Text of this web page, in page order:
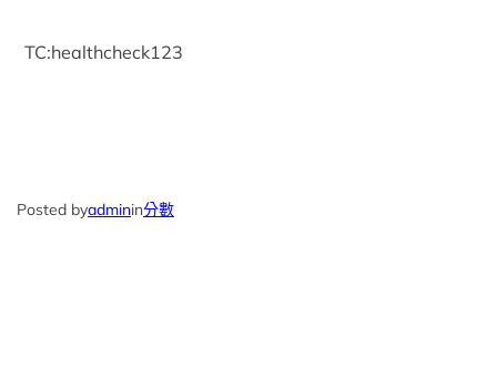
TC:healthcheck123
Posted byadminin分數